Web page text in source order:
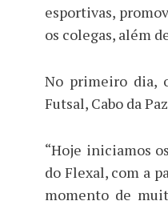
esportivas,
os colegas, além
No primeiro dia,
Futsal, Cabo da
“Hoje iniciamos
do Flexal, com a
momento de